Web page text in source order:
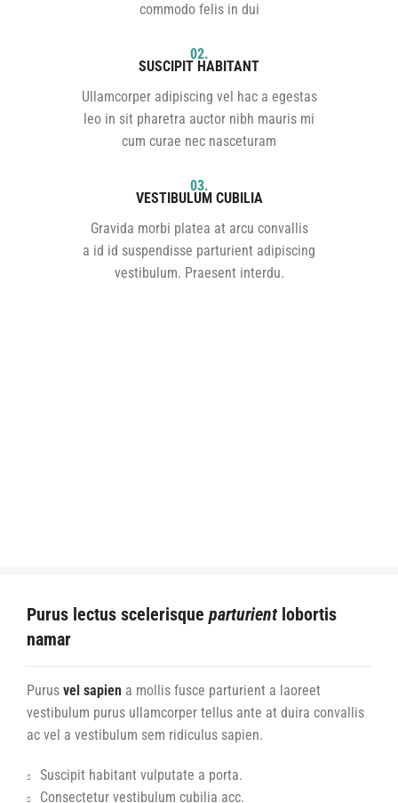
commodo felis in dui
02.
SUSCIPIT HABITANT
Ullamcorper adipiscing vel hac a egestas
leo in sit pharetra auctor nibh mauris mi
cum curae nec nasceturam
03.
VESTIBULUM CUBILIA
Gravida morbi platea at arcu convallis
a id id suspendisse parturient adipiscing
vestibulum. Praesent interdu.
Purus lectus scelerisque parturientlobortis
namar
Purus vel sapien a mollis fusce parturient a laoreet
vestibulum purus ullamcorper tellus ante at duira convallis
ac vel a vestibulum sem ridiculus sapien.
Suscipit habitant vulputate a porta.
Consectetur vestibulum cubilia acc.